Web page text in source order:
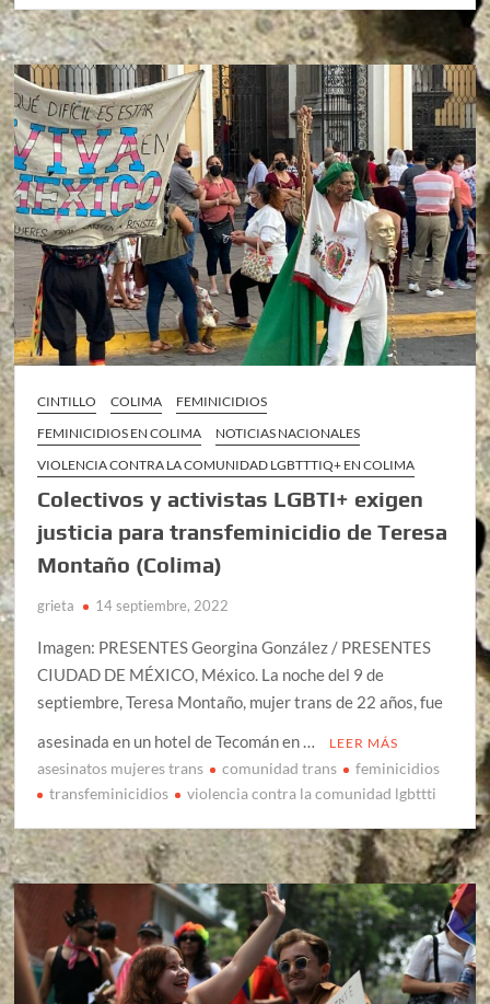
CINTILLO COLIMA
FEMINICIDIOS
FEMINICIDIOS EN COLIMA
NOTICIAS NACIONALES
VIOLENCIA CONTRA LA COMUNIDAD LGBTTTIQ+ EN COLIMA
Colectivos y activistas LGBTI+ exigen
justicia para transfeminicidio de Teresa
Montaño (Colima)
grieta 14 septiembre, 2022
Imagen: PRESENTES Georgina González / PRESENTES
CIUDAD DE MÉXICO, México. La noche del 9 de
septiembre, Teresa Montaño, mujer trans de 22 años, fue
asesinada en un hotel de Tecomán en …
LEER MÁS
asesinatos mujeres trans comunidad trans
feminicidios
transfeminicidios
violencia contra la comunidad lgbttti